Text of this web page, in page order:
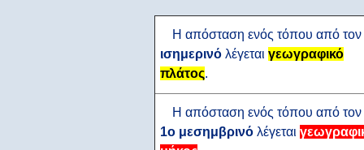
Η απόσταση ενός τόπου από τον
ισημερινό λέγεται γεωγραφικό
πλάτος.
Η απόσταση ενός τόπου από τον
1ο μεσημβρινό λέγεται